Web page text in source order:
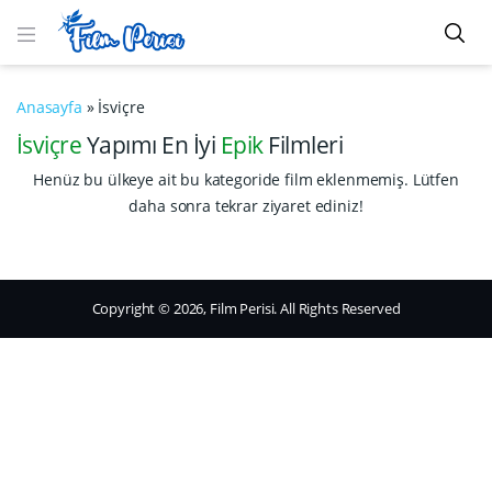
Anasayfa » İsviçre
İsviçreYapımı En İyi Epik Filmleri
Henüz bu ülkeye ait bu kategoride film eklenmemiş. Lütfen
daha sonra tekrar ziyaret ediniz!
Copyright © 2026, Film Perisi. All Rights Reserved